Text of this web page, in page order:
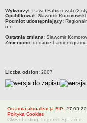
Struktura własnościowa
KOMUNIKATY
Plany postępowań o UZP
950 lat
Historia Zakładu
metryczka
Wytworzył: Paweł Fabiszewski (2
Opublikował: Sławomir
Podmiot udostępniający:
o.o
Ostatnia zmiana: Sławomir
Zmieniono: dodanie harmonogramu
Liczba odsłon: 2007
Ostatnia aktualizacja BIP:
Polityka Cookies
CMS i hosting: Logonet Sp. z o.o.